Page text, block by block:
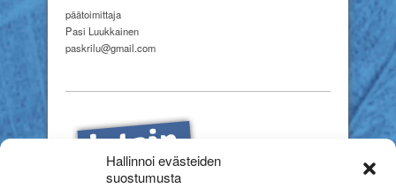
Hallinnoi evästeiden
suostumusta
päätoimittaja
Pasi Luukkainen
paskrilu@gmail.com